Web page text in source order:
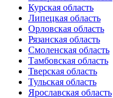
Курская область
Липецкая область
Орловская область
Рязанская область
Смоленская область
Тамбовская область
Тверская область
Тульская область
Ярославская область